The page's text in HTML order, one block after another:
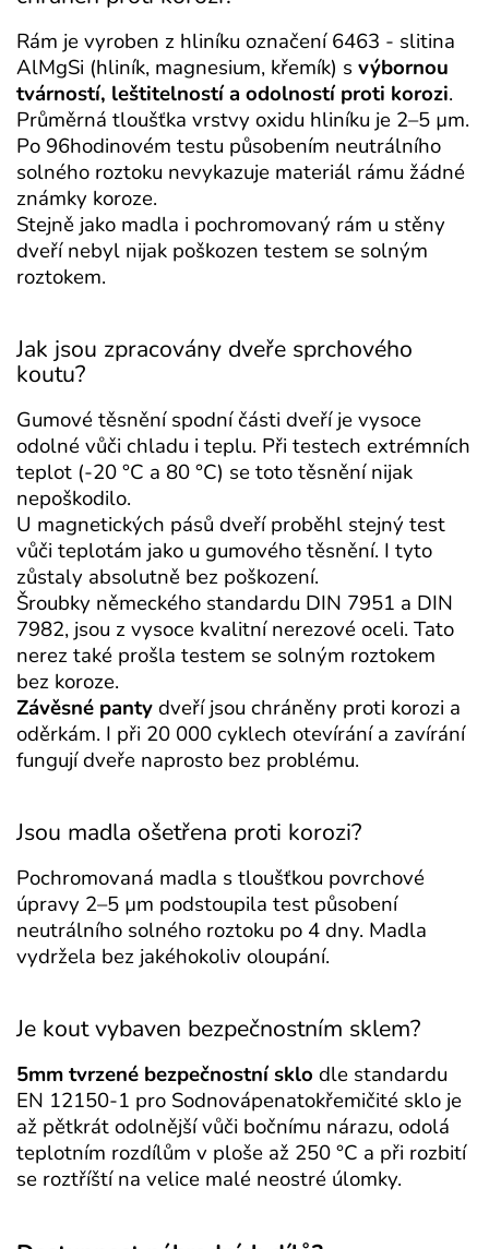
Rám je vyroben z hliníku označení 6463 - slitina
AlMgSi (hliník, magnesium, křemík) s výbornou
tvárností, leštitelností a odolností proti korozi.
Průměrná tloušťka vrstvy oxidu hliníku je 2–5 µm.
Po 96hodinovém testu působením neutrálního
solného roztoku nevykazuje materiál rámu žádné
známky koroze.
Stejně jako madla i pochromovaný rám u stěny
dveří nebyl nijak poškozen testem se solným
roztokem.
Jak jsou zpracovány dveře sprchového
koutu?
Gumové těsnění spodní části dveří je vysoce
odolné vůči chladu i teplu. Při testech extrémních
teplot (-20 °C a 80 °C) se toto těsnění nijak
nepoškodilo.
U magnetických pásů dveří proběhl stejný test
vůči teplotám jako u gumového těsnění. I tyto
zůstaly absolutně bez poškození.
Šroubky německého standardu DIN 7951 a DIN
7982, jsou z vysoce kvalitní nerezové oceli. Tato
nerez také prošla testem se solným roztokem
bez koroze.
Závěsné pantydveří jsou chráněny proti korozi a
oděrkám. I při 20 000 cyklech otevírání a zavírání
fungují dveře naprosto bez problému.
Jsou madla ošetřena proti korozi?
Pochromovaná madla s tloušťkou povrchové
úpravy 2–5 µm podstoupila test působení
neutrálního solného roztoku po 4 dny. Madla
vydržela bez jakéhokoliv oloupání.
Je kout vybaven bezpečnostním sklem?
5mm tvrzené bezpečnostní sklo dle standardu
EN 12150-1 pro Sodnovápenatokřemičité sklo je
až pětkrát odolnější vůči bočnímu nárazu, odolá
teplotním rozdílům v ploše až 250 °C a při rozbití
se roztříští na velice malé neostré úlomky.